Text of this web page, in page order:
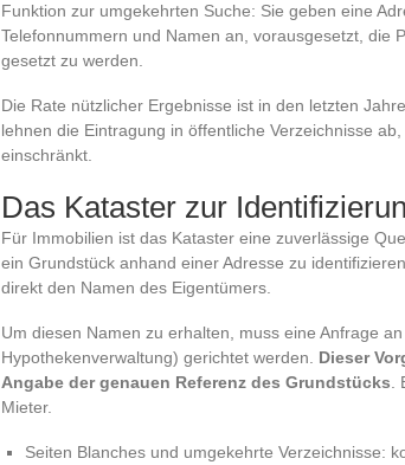
Funktion zur umgekehrten Suche: Sie geben eine
Telefonnummern und Namen an, vorausgesetzt, die
gesetzt zu werden.
Die Rate nützlicher Ergebnisse ist in den letzten
lehnen die Eintragung in öffentliche Verzeichnisse
einschränkt.
Das Kataster zur
Für Immobilien ist das Kataster eine zuverlässige
ein Grundstück anhand einer Adresse zu
direkt den Namen des Eigentümers.
Um diesen Namen zu erhalten, muss eine Anfrage
Hypothekenverwaltung) gerichtet werden. Dieser
Angabe der genauen Referenz des Grundstücks.
Mieter.
Seiten Blanches und umgekehrte Verzeichnisse: